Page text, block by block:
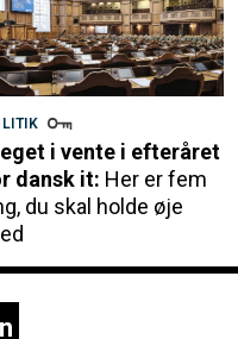
i vente i efteråret
dansk it: Her er fem
du skal holde øje